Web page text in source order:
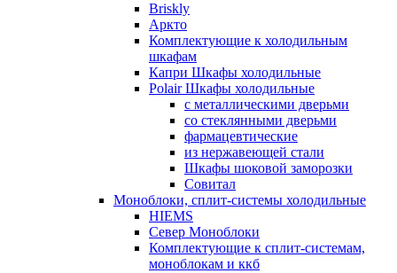
Briskly
Аркто
Комплектующие к холодильным
шкафам
Капри Шкафы холодильные
Polair Шкафы холодильные
с металлическими дверьми
со стеклянными дверьми
фармацевтические
из нержавеющей стали
Шкафы шоковой заморозки
Совитал
Моноблоки, сплит-системы холодильные
HIEMS
Север Моноблоки
Комплектующие к сплит-системам,
моноблокам и ккб